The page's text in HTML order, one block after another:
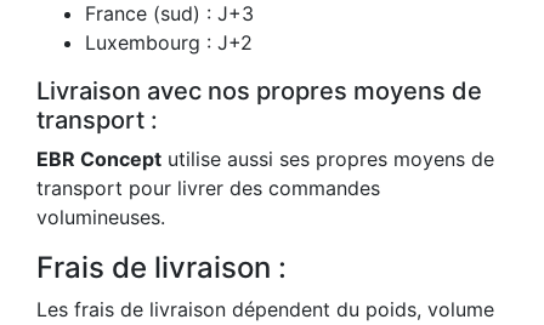
France (sud) : J+3
Luxembourg : J+2
Livraison avec nos propres moyens de
transport :
EBR Concept utilise aussi ses propres moyens de
transport pour livrer des commandes
volumineuses.
Frais de livraison :
Les frais de livraison dépendent du poids, volume